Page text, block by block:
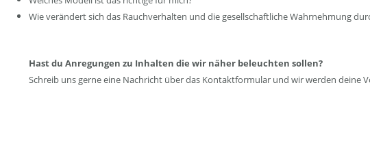
Wie verändert sich das Rauchverhalten und die gesellschaftliche Wahrnehmung
Hast du Anregungen zu Inhalten die wir näher beleuchten sollen?
Schreib uns gerne eine Nachricht über das Kontaktformular und wir werden deine